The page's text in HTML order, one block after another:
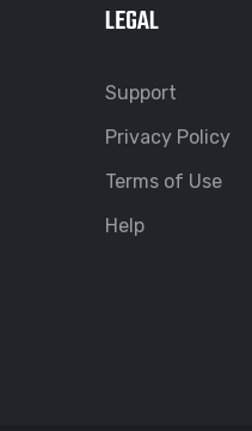
LEGAL
Support
Privacy Policy
Terms of Use
Help